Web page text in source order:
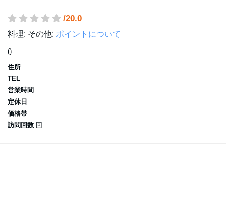
/20.0
料理: その他: ポイントについて
()
住所
TEL
営業時間
定休日
価格帯
訪問回数 回